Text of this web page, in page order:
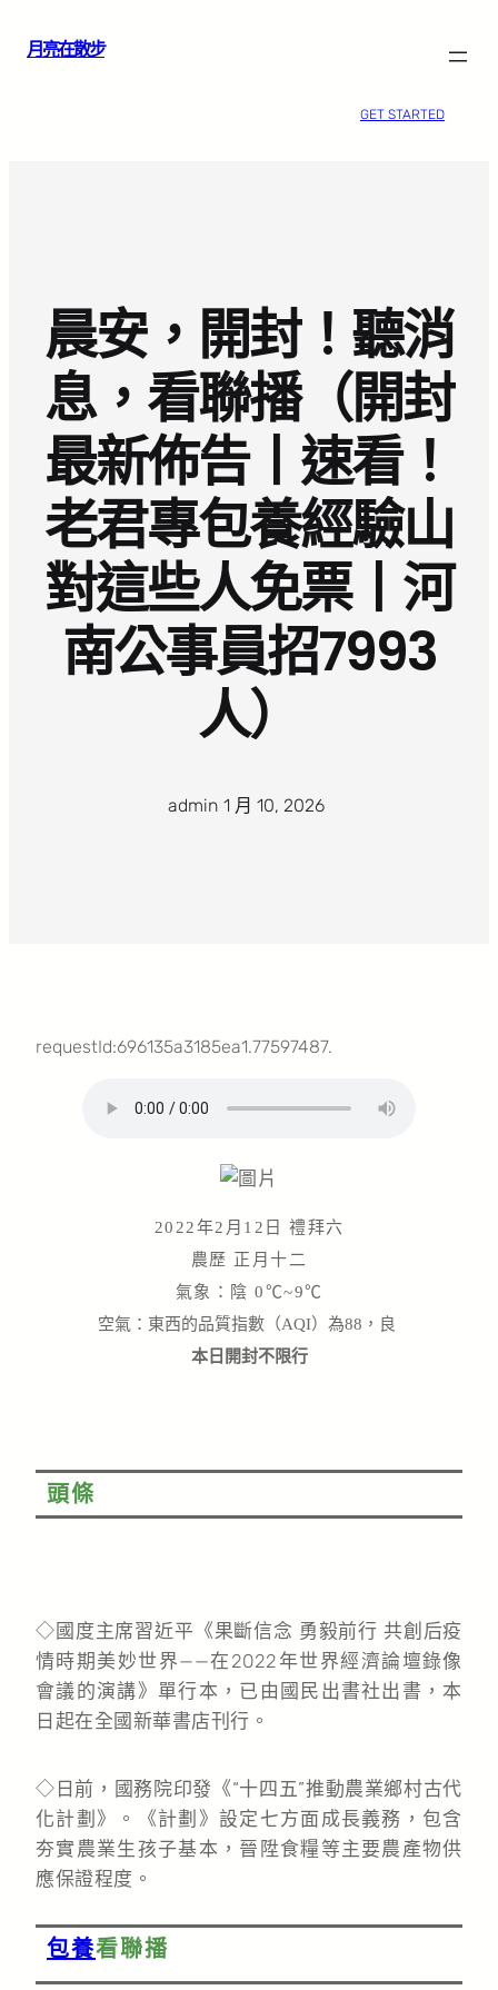
月亮在散步
GET STARTED
晨安，開封！聽消
息，看聯播（開封
最新佈告丨速看！
老君專包養經驗山
對這些人免票丨河
南公事員招7993
人）
admin 1 月 10, 2026
requestId:696135a3185ea1.77597487.
2022年2月12日 禮拜六
農歷 正月十二
氣象：陰 0℃~9℃
空氣：東西的品質指數（AQI）為88，良
本日開封不限行
頭條
◇國度主席習近平《果斷信念 勇毅前行 共創后疫
情時期美妙世界——在2022年世界經濟論壇錄像
會議的演講》單行本，已由國民出書社出書，本
日起在全國新華書店刊行。
◇日前，國務院印發《“十四五”推動農業鄉村古代
化計劃》。《計劃》設定七方面成長義務，包含
夯實農業生孩子基本，晉陞食糧等主要農產物供
應保證程度。
包養看聯播